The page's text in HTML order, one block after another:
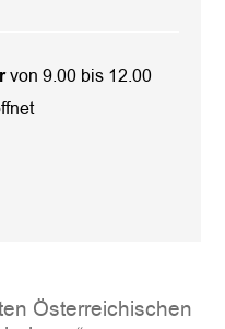
von 9.00 bis 12.00
Österreichischen